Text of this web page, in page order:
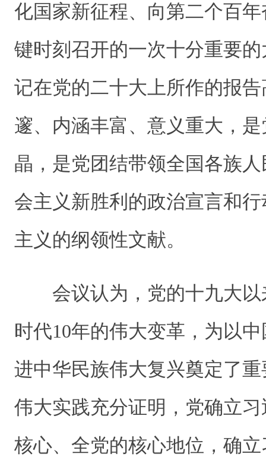
化国家新征程、向第二个百
键时刻召开的一次十分重要
记在党的二十大上所作的报
邃、内涵丰富、意义重大，
晶，是党团结带领全国各族
会主义新胜利的政治宣言和
主义的纲领性文献。
会议认为，党的十九大以
时代10年的伟大变革，为以
进中华民族伟大复兴奠定了
伟大实践充分证明，党确立
核心、全党的核心地位，确